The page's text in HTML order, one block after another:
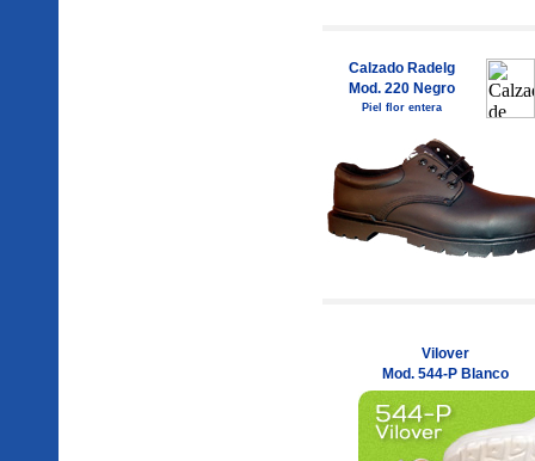
Calzado Radelg
Mod. 220 Negro
Piel flor entera
Vilover
Mod. 544-P Blanco